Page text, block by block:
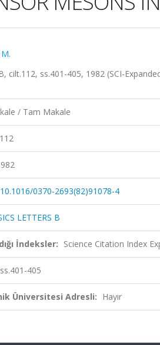
cilt.112, ss.401-405, 1982 (SCI-
/ Tam Makale
112
10.1016/0370-2693(82)91078-4
LETTERS B
İndeksler: Science Citation Index
ss.401-405
Üniversitesi Adresli: Hayır